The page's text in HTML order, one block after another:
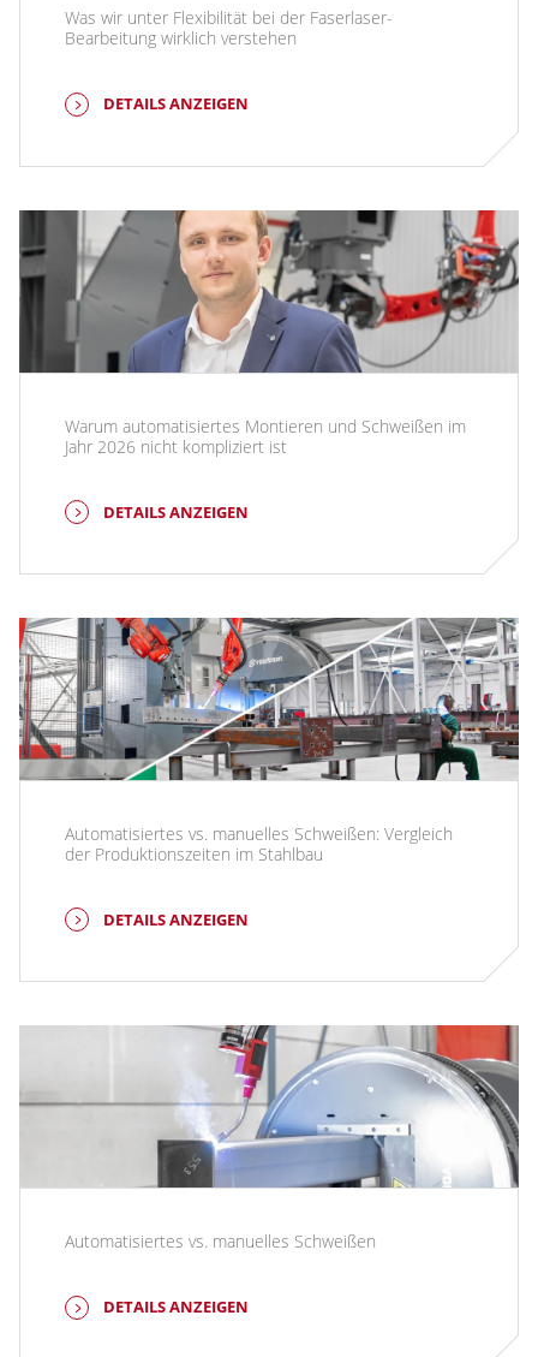
Was wir unter Flexibilität bei der Faserlaser-
Bearbeitung wirklich verstehen
DETAILS ANZEIGEN
Warum automatisiertes Montieren und Schweißen im
Jahr 2026 nicht kompliziert ist
DETAILS ANZEIGEN
Automatisiertes vs. manuelles Schweißen: Vergleich
der Produktionszeiten im Stahlbau
DETAILS ANZEIGEN
Automatisiertes vs. manuelles Schweißen
DETAILS ANZEIGEN